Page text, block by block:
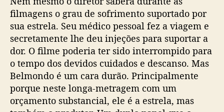
filmagens o grau de sofrimento suportado por
sua estrela. Seu médico pessoal fez a viagem e
secretamente lhe deu injeções para suportar a
dor. O filme poderia ter sido interrompido para
o tempo dos devidos cuidados e descanso. Mas
Belmondo é um cara durão. Principalmente
porque neste longa-metragem com um
orçamento substancial, ele é a estrela, mas